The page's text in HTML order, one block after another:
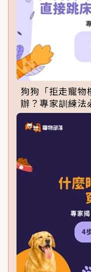
狗狗「拒走寵物
辦？專家訓練法